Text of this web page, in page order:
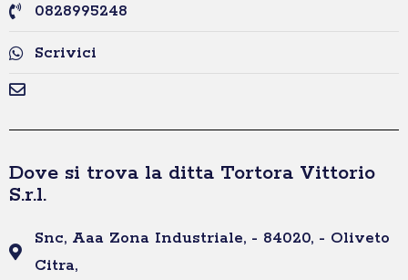
0828995248
Scrivici
Dove si trova la ditta Tortora Vittorio
S.r.l.
Snc, Aaa Zona Industriale, - 84020, - Oliveto
Citra,